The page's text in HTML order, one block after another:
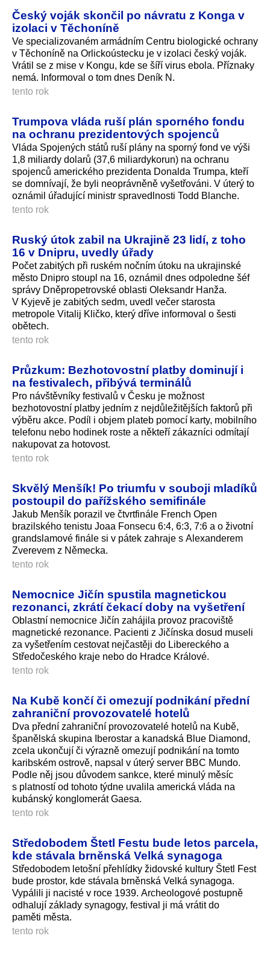
Český voják skončil po návratu z Konga v
izolaci v Těchoníně
Ve specializovaném armádním Centru biologické ochrany
v Těchoníně na Orlickoústecku je v izolaci český voják.
Vrátil se z mise v Kongu, kde se šíří virus ebola. Příznaky
nemá. Informoval o tom dnes Deník N.
tento rok
Trumpova vláda ruší plán sporného fondu
na ochranu prezidentových spojenců
Vláda Spojených států ruší plány na sporný fond ve výši
1,8 miliardy dolarů (37,6 miliardy­korun) na ochranu
spojenců amerického prezidenta Donalda Trumpa, kteří
se domnívají, že byli neoprávněně vyšetřováni. V úterý to
oznámil úřadující ministr spravedlnosti Todd Blanche.
tento rok
Ruský útok zabil na Ukrajině 23 lidí, z toho
16 v Dnipru, uvedly úřady
Počet zabitých při ruském nočním útoku na ukrajinské
město Dnipro stoupl na 16, oznámil dnes odpoledne šéf
správy Dněpropetrovské oblasti Oleksandr Hanža.
V Kyjevě je zabitých sedm, uvedl večer starosta
metropole Vitalij Kličko, který dříve informoval o šesti
obětech.
tento rok
Průzkum: Bezhotovostní platby dominují i
na festivalech, přibývá terminálů
Pro návštěvníky festivalů v Česku je možnost
bezhotovostní platby jedním z nejdůležitějších faktorů při
výběru akce. Podíl i objem plateb pomocí karty, mobilního
telefonu nebo hodinek roste a někteří zákazníci odmítají
nakupovat za hotovost.
tento rok
Skvělý Menšík! Po triumfu v souboji mladíků
postoupil do pařížského semifinále
Jakub Menšík porazil ve čtvrtfinále French Open
brazilského tenistu Joaa Fonsecu 6:4, 6:3, 7:6 a o životní
grandslamové finále si v pátek zahraje s Alexanderem
Zverevem z Německa.
tento rok
Nemocnice Jičín spustila magnetickou
rezonanci, zkrátí čekací doby na vyšetření
Oblastní nemocnice Jičín zahájila provoz pracoviště
magnetické rezonance. Pacienti z Jičínska dosud museli
za vyšetřením cestovat nejčastěji do Libereckého a
Středočeského kraje nebo do Hradce Králové.
tento rok
Na Kubě končí či omezují podnikání přední
zahraniční provozovatelé hotelů
Dva přední zahraniční provozovatelé hotelů na Kubě,
španělská skupina Iberostar a kanadská Blue Diamond,
zcela ukončují či výrazně omezují podnikání na tomto
karibském ostrově, napsal v úterý server BBC Mundo.
Podle něj jsou důvodem sankce, které minulý měsíc
s platností od tohoto týdne uvalila americká vláda na
kubánský konglomerát Gaesa.
tento rok
Středobodem Štetl Festu bude letos parcela,
kde stávala brněnská Velká synagoga
Středobodem letošní přehlídky židovské kultury Štetl Fest
bude prostor, kde stávala brněnská Velká synagoga.
Vypálili ji nacisté v roce 1939. Archeologové postupně
odhalují základy synagogy, festival ji má vrátit do
paměti města.
tento rok